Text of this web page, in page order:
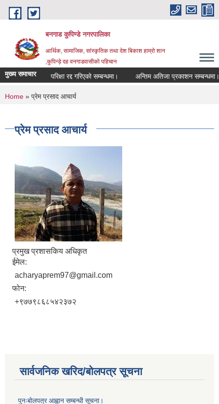
Skip to main content
बनगाड कुपिण्डे नगरपालिका
आर्थिक, सामाजिक, सांस्कृतिक तथा देश बिकाश हाम्रो शान
,कुपिन्ड़े दह वनगाडवासीको पहिचान
मुख्य समाचार परिक्षा रद्द गरिएको सम्बन्धमा। अन्तिम अतिजा प्रकाशन सम्बन्धमा।
You are here
Home » प्रेम प्रसाद आचार्य
प्रेम प्रसाद आचार्य
प्रमुख प्रशासकिय अधिकृत
ईमेल:
acharyaprem97@gmail.com
फोन:
+९७७९८६८५४२३७२
सार्वजनिक खरिद/बोलपत्र सूचना
पुनःबोलपत्र आह्वान सम्बन्धी सूचना।